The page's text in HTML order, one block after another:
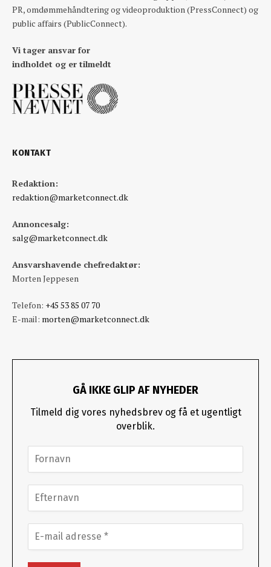
PR, omdømmehåndtering og videoproduktion (PressConnect) og
public affairs (PublicConnect).
Vi tager ansvar for
indholdet og er tilmeldt
KONTAKT
Redaktion:
redaktion@marketconnect.dk
Annoncesalg:
salg@marketconnect.dk
Ansvarshavende chefredaktør:
Morten Jeppesen
Telefon: +45 53 85 07 70
E-mail: morten@marketconnect.dk
GÅ IKKE GLIP AF NYHEDER
Tilmeld dig vores nyhedsbrev og få et ugentligt
overblik.